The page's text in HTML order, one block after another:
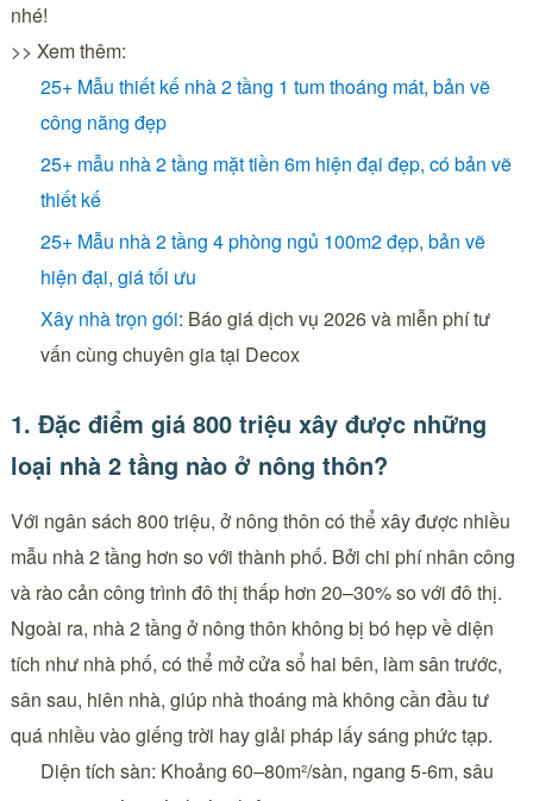
nhé!
>> Xem thêm:
25+ Mẫu thiết kế nhà 2 tầng 1 tum thoáng mát, bản vẽ
công năng đẹp
25+ mẫu nhà 2 tầng mặt tiền 6m hiện đại​ đẹp, có bản vẽ
thiết kế
25+ Mẫu nhà 2 tầng 4 phòng ngủ 100m2 đẹp, bản vẽ
hiện đại, giá tối ưu
Xây nhà trọn gói: Báo giá dịch vụ 2026 và miễn phí tư
vấn cùng chuyên gia tại Decox
1. Đặc điểm giá 800 triệu xây được những
loại nhà 2 tầng nào ở nông thôn?
Với ngân sách 800 triệu, ở nông thôn có thể xây được nhiều
mẫu nhà 2 tầng hơn so với thành phố. Bởi chi phí nhân công
và rào cản công trình đô thị thấp hơn 20–30% so với đô thị.
Ngoài ra, nhà 2 tầng ở nông thôn không bị bó hẹp về diện
tích như nhà phố, có thể mở cửa sổ hai bên, làm sân trước,
sân sau, hiên nhà, giúp nhà thoáng mà không cần đầu tư
quá nhiều vào giếng trời hay giải pháp lấy sáng phức tạp.
Diện tích sàn: Khoảng 60–80m²/sàn, ngang 5-6m, sâu